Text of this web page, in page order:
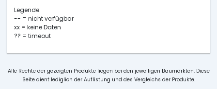
Legende:
-- = nicht verfügbar
xx = keine Daten
?? = timeout
Alle Rechte der gezeigten Produkte liegen bei den jeweiligen Baumärkten. Diese
Seite dient lediglich der Auflistung und des Vergleichs der Produkte.